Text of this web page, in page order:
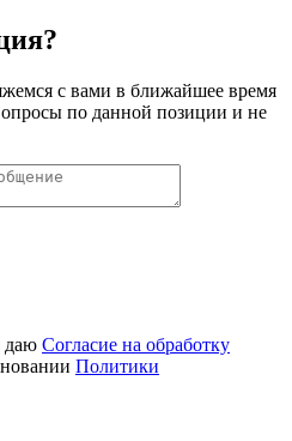
с вами в ближайшее время
по данной позиции и не
даю Согласие на обработку
Политики